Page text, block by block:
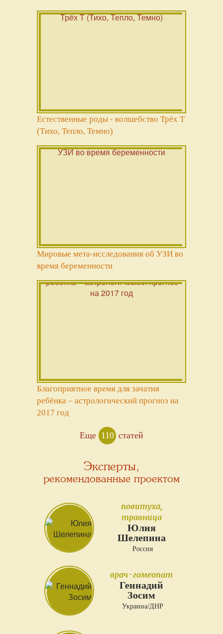
Естественные роды - волшебство Трёх Т
(Тихо, Тепло, Темно)
Мировые мета-исследования об УЗИ во
время беременности
Благоприятное время для зачатия
ребёнка – астрологический прогноз на
2017 год
Еще 110 статей
Эксперты,
рекомендованные проектом
повитуха,
травница
Юлия
Шелепина
Россия
врач-гомеопат
Геннадий
Зосим
Украина/ДНР